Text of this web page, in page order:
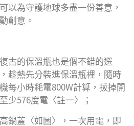
以為守護地球多盡一份善意，
創意。
古的保溫瓶也是個不錯的選
趁熱先分裝進保溫瓶裡，隨時
每小時耗電800W計算，拔掉開
少576度電〈註一〉；
鍋蓋〈如圖〉，一次用電，即